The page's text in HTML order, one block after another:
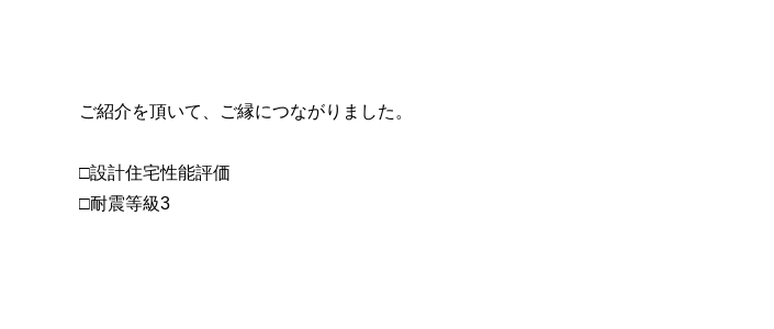
ご紹介を頂いて、ご縁につながりました。
□設計住宅性能評価
□耐震等級3